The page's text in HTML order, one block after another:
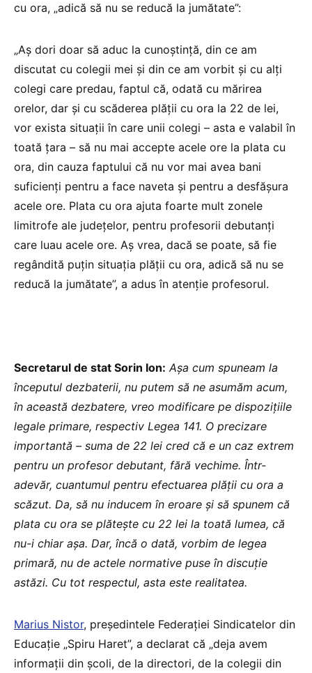
cu ora, „adică să nu se reducă la jumătate”:
„Aș dori doar să aduc la cunoștință, din ce am
discutat cu colegii mei și din ce am vorbit și cu alți
colegi care predau, faptul că, odată cu mărirea
orelor, dar și cu scăderea plății cu ora la 22 de lei,
vor exista situații în care unii colegi – asta e valabil în
toată țara – să nu mai accepte acele ore la plata cu
ora, din cauza faptului că nu vor mai avea bani
suficienți pentru a face naveta și pentru a desfășura
acele ore. Plata cu ora ajuta foarte mult zonele
limitrofe ale județelor, pentru profesorii debutanți
care luau acele ore. Aș vrea, dacă se poate, să fie
regândită puțin situația plății cu ora, adică să nu se
reducă la jumătate”, a adus în atenție profesorul.
Secretarul de stat Sorin Ion: Așa cum spuneam la
începutul dezbaterii, nu putem să ne asumăm acum,
în această dezbatere, vreo modificare pe dispozițiile
legale primare, respectiv Legea 141. O precizare
importantă – suma de 22 lei cred că e un caz extrem
pentru un profesor debutant, fără vechime. Într-
adevăr, cuantumul pentru efectuarea plății cu ora a
scăzut. Da, să nu inducem în eroare și să spunem că
plata cu ora se plătește cu 22 lei la toată lumea, că
nu-i chiar așa. Dar, încă o dată, vorbim de legea
primară, nu de actele normative puse în discuție
astăzi. Cu tot respectul, asta este realitatea.
Marius Nistor, președintele Federației Sindicatelor din
Educație „Spiru Haret”, a declarat că „deja avem
informații din școli, de la directori, de la colegii din